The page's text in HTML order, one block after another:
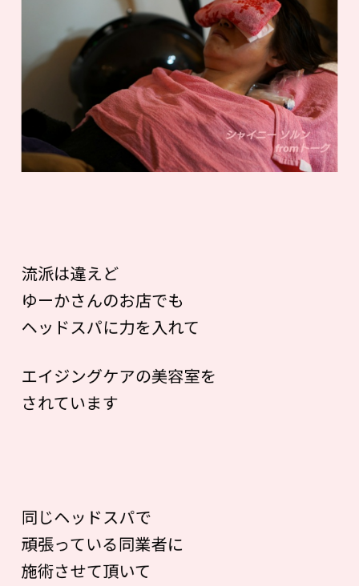
流派は違えど
ゆーかさんのお店でも
ヘッドスパに力を入れて
エイジングケアの美容室を
されています
同じヘッドスパで
頑張っている同業者に
施術させて頂いて